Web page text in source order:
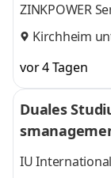
ZINKPOWER
Kirchheim
vor 4 Tagen
Duales
nn
IU